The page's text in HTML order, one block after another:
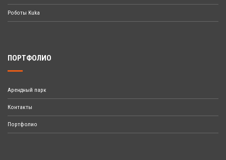
Роботы Kuka
ПОРТФОЛИО
Арендный парк
Контакты
Портфолио